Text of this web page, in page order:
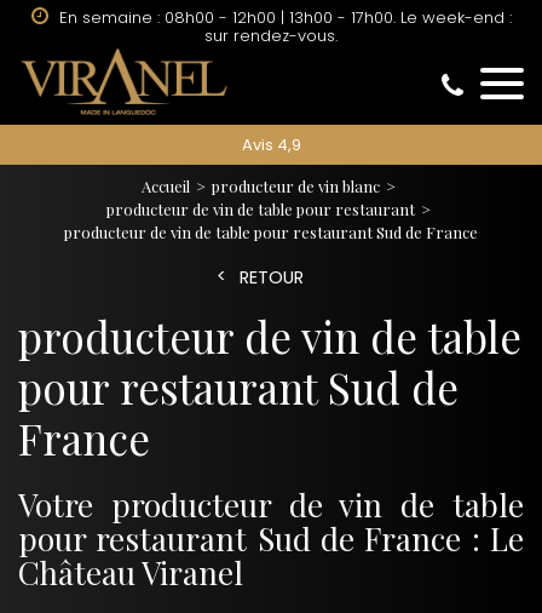
sur rendez-vous.
Avis 4,9
Accueil
producteur de vin blanc
producteur de vin de table pour restaurant
producteur de vin de table pour restaurant Sud de France
RETOUR
producteur de vin de table
pour restaurant Sud de
France
Votre producteur de vin de table
pour restaurant Sud de France : Le
Château Viranel